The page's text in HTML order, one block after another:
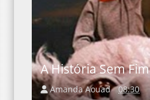
A História Sem Fim
Amanda Aouad
08:30